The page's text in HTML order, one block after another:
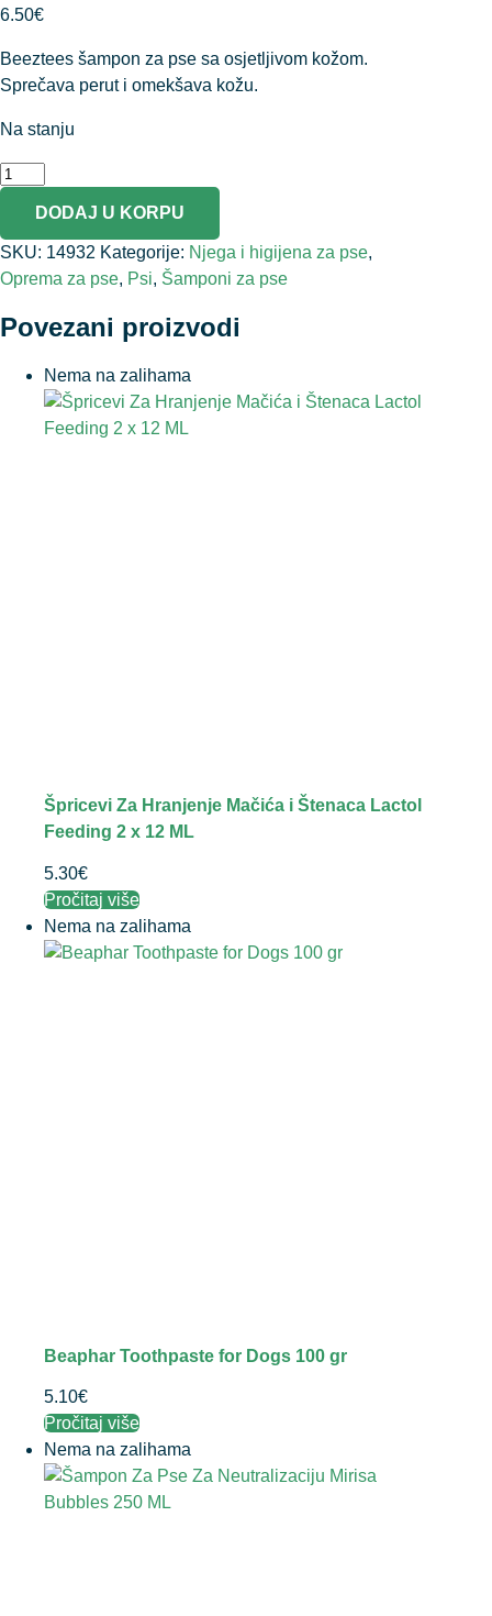
6.50€
Beeztees šampon za pse sa osjetljivom kožom.
Sprečava perut i omekšava kožu.
Na stanju
DODAJ U KORPU
SKU: 14932 Kategorije: Njega i higijena za pse,
Oprema za pse, Psi, Šamponi za pse
Povezani proizvodi
Nema na zalihama
Špricevi Za Hranjenje Mačića i Štenaca Lactol
Feeding 2 x 12 ML
5.30€
Pročitaj više
Nema na zalihama
Beaphar Toothpaste for Dogs 100 gr
5.10€
Pročitaj više
Nema na zalihama